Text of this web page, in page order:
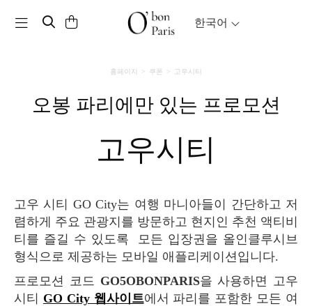
Toggle navigation 한국어
홈페이지 쿠폰 고우시티
오봉 파리에만 있는 프로모션
고우시티
고우 시티 GO City는 여행 마니아들이 간단하고 저
렴하게 주요 관광지를 방문하고 현지인 추천 액티비
티를 즐길 수 있도록 모든 입장권을 올인클루시브
형식으로 제공하는 모바일 애플리케이션입니다.
프로모션 코드 GO5OBONPARIS을 사용하면 고우
시티 GO City 웹사이트에서 파리를 포함한 모든 여